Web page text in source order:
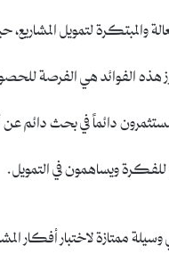
والمبتكرة لتمويل
هذه الفوائد هي الفرصة
دائماً في بحث
ويساهمون في التمويل.
ممتازة لاختبار أفكار